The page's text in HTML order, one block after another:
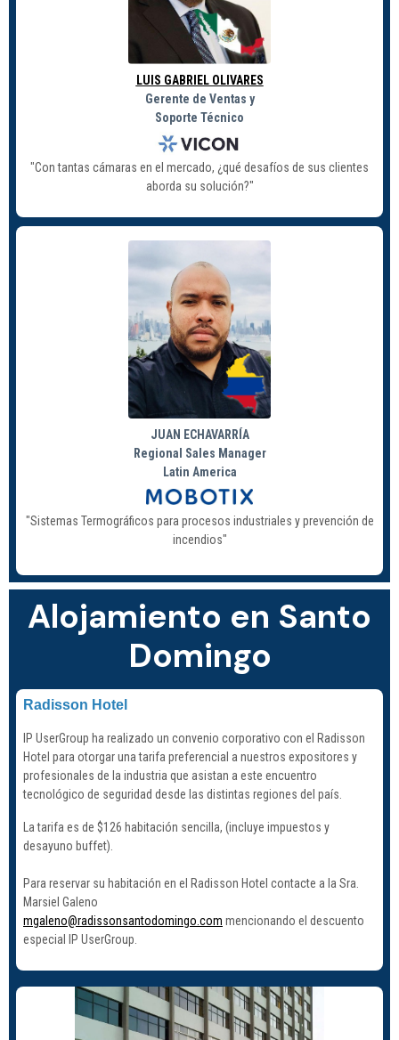
LUIS GABRIEL OLIVARES
Gerente de Ventas y
Soporte Técnico
"Con tantas cámaras en el mercado, ¿qué desafíos de sus clientes
aborda su solución?"
JUAN ECHAVARRÍA
Regional Sales Manager
Latin America
"Sistemas Termográficos para procesos industriales y prevención de
incendios"
Alojamiento en Santo
Domingo
Radisson Hotel
IP UserGroup ha realizado un convenio corporativo con el Radisson
Hotel para otorgar una tarifa preferencial a nuestros expositores y
profesionales de la industria que asistan a este encuentro
tecnológico de seguridad desde las distintas regiones del país.
La tarifa es de $126 habitación sencilla, (incluye impuestos y
desayuno buffet).
Para reservar su habitación en el Radisson Hotel contacte a la Sra.
Marsiel Galeno
mgaleno@radissonsantodomingo.com mencionando el descuento
especial IP UserGroup.